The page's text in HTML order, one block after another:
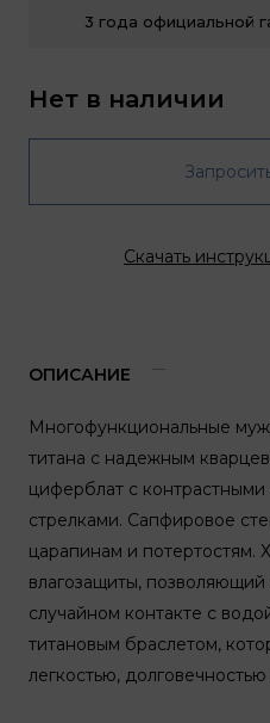
3 года официальной
Нет в наличии
Скачать
ОПИСАНИЕ
Многофункциональные
титана с надежным
циферблат с
стрелками. Сапфировое
царапинам и потертостям.
влагозащиты,
случайном контакте с
титановым браслетом,
легкостью,